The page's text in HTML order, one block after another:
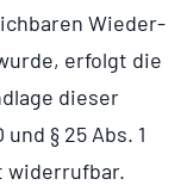
Wieder­
erfolgt die
dieser
§ 25 Abs. 1
widerrufbar.